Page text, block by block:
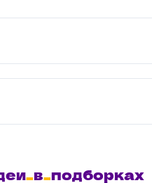
_в_подборках